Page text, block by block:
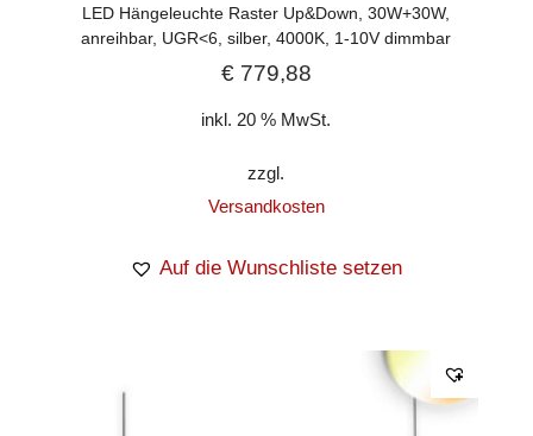
LED Hängeleuchte Raster Up&Down, 30W+30W,
anreihbar, UGR<6, silber, 4000K, 1-10V dimmbar
€779,88
inkl. 20 % MwSt.
zzgl.
Versandkosten
Auf die Wunschliste setzen